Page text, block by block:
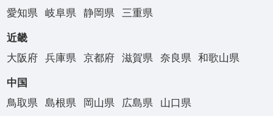
愛知県
岐阜県 静岡県 三重県
近畿
大阪府
兵庫県 京都府 滋賀県 奈良県 和歌山県
中国
鳥取県
島根県 岡山県 広島県 山口県